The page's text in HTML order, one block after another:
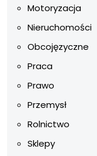
Motoryzacja
Nieruchomości
Obcojęzyczne
Praca
Prawo
Przemysł
Rolnictwo
Sklepy